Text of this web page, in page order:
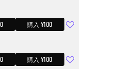
購入 ¥100
購入 ¥100